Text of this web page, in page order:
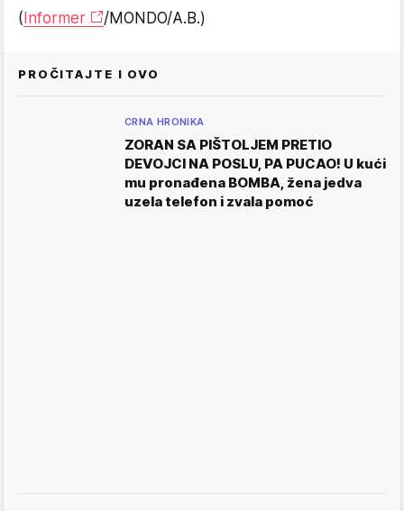
(Informer /MONDO/A.B.)
PROČITAJTE I OVO
CRNA HRONIKA
ZORAN SA PIŠTOLJEM PRETIO
DEVOJCI NA POSLU, PA PUCAO! U kući
mu pronađena BOMBA, žena jedva
uzela telefon i zvala pomoć